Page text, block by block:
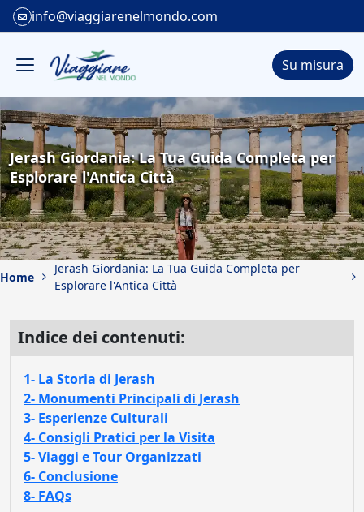
info@viaggiarenelmondo.com
Su misura
Jerash Giordania: La Tua Guida Completa per
Esplorare l'Antica Città
Home
Jerash Giordania: La Tua Guida Completa per
Esplorare l'Antica Città
Indice dei contenuti:
1- La Storia di Jerash
2- Monumenti Principali di Jerash
3- Esperienze Culturali
4- Consigli Pratici per la Visita
5- Viaggi e Tour Organizzati
6- Conclusione
8- FAQs